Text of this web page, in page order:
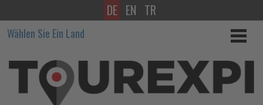
Air
Astana
startet
ab
DE EN TR
Wählen Sie Ein Land